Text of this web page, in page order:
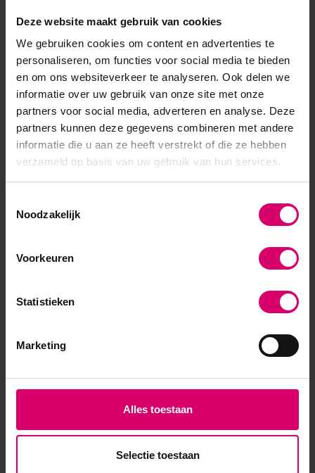
Deze website maakt gebruik van cookies
We gebruiken cookies om content en advertenties te
personaliseren, om functies voor social media te bieden
en om ons websiteverkeer te analyseren. Ook delen we
informatie over uw gebruik van onze site met onze
partners voor social media, adverteren en analyse. Deze
partners kunnen deze gegevens combineren met andere
informatie die u aan ze heeft verstrekt of die ze hebben
verzameld op basis van uw gebruik van hun services.
Noodzakelijk
Voorkeuren
Statistieken
Marketing
Alles toestaan
Selectie toestaan
CND
CND Pro Skincare Spa
Hydrating Lotion Hands &
Feet RETAIL 100 ml
12,37
excl. btw
Famous Names
Luxury Dadi' Lotion 946 ml
Op voorraad
Login voor prijzen
HFL Laboratories Dermo
Dry 50 ml
CB-Dadi' Lotion 94 g